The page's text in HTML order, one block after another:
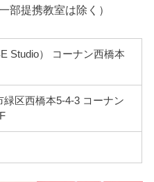
部提携教室は除く）
Studio） コーナン西橋本
緑区西橋本5-4-3 コーナン